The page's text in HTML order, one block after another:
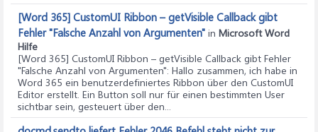
[Word 365] CustomUI Ribbon – getVisible Callback gibt
Fehler "Falsche Anzahl von Argumenten" in Microsoft Word
Hilfe
[Word 365] CustomUI Ribbon – getVisible Callback gibt Fehler
"Falsche Anzahl von Argumenten": Hallo zusammen, ich habe in
Word 365 ein benutzerdefiniertes Ribbon über den CustomUI
Editor erstellt. Ein Button soll nur für einen bestimmten User
sichtbar sein, gesteuert über den...